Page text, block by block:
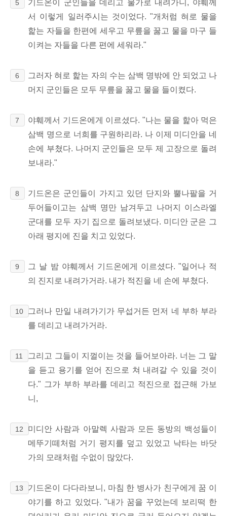
5
기드온이 군인들을 데리고 물가로 내려가니, 야훼께
서 이렇게 일러주시는 것이었다. "개처럼 혀로 물을
핥는 자들을 한편에 세우고 무릎을 꿇고 물을 마구 들
이켜는 자들을 다른 편에 세워라."
6
그러자 혀로 핥는 자의 수는 삼백 명밖에 안 되었고 나
머지 군인들은 모두 무릎을 꿇고 물을 들이켰다.
7
야훼께서 기드온에게 이르셨다. "나는 물을 핥아 먹은
삼백 명으로 너희를 구원하리라. 나 이제 미디안을 네
손에 부쳤다. 나머지 군인들은 모두 제 고장으로 돌려
보내라."
8
기드온은 군인들이 가지고 있던 단지와 뿔나팔을 거
두어들이고는 삼백 명만 남겨두고 나머지 이스라엘
군대를 모두 자기 집으로 돌려보냈다. 미디안 군은 그
아래 평지에 진을 치고 있었다.
9
그 날 밤 야훼께서 기드온에게 이르셨다. "일어나 적
의 진지로 내려가거라. 내가 적진을 네 손에 부쳤다.
10
그러나 만일 내려가기가 무섭거든 먼저 네 부하 부라
를 데리고 내려가거라.
11
그리고 그들이 지껄이는 것을 들어보아라. 너는 그 말
을 듣고 용기를 얻어 진으로 쳐 내려갈 수 있을 것이
다." 그가 부하 부라를 데리고 적진으로 접근해 가보
니,
12
미디안 사람과 아말렉 사람과 모든 동방의 백성들이
메뚜기떼처럼 거기 평지를 덮고 있었고 낙타는 바닷
가의 모래처럼 수없이 많았다.
13
기드온이 다다라보니, 마침 한 병사가 친구에게 꿈 이
야기를 하고 있었다. "내가 꿈을 꾸었는데 보리떡 한